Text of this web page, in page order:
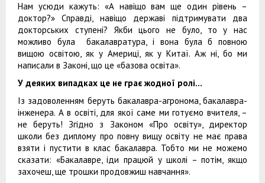
Нам усюди кажуть: «А навіщо вам ще один рівень –
доктор?» Справді, навіщо державі підтримувати два
докторських ступені? Якби цього не було, то у нас
можливо була бакалавратура, і вона була б повною
вищою освітою, як у Америці, як у Китаї. Аж ні, бо ми
написали в Законі, що це «базова освіта».
У деяких випадках це не грає жодної ролі…
Із задоволенням беруть бакалавра-агронома, бакалавра-
інженера. А в освіті, для якої саме ми готуємо вчителя, –
не беруть! Згідно з Законом «Про освіту», директор
школи без диплому про повну вищу освіту не має права
взяти і пустити в клас бакалавра. Тобто ми не можемо
сказати: «Бакалавре, іди працюй у школі – потім, якщо
захочеш, ще трошки продовжиш навчання».